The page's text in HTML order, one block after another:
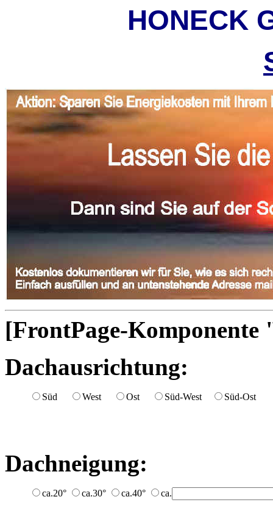
HONECK
[FrontPage-Komponente
Dachausrichtung:
Süd West Ost Süd-West Süd-Ost
Dachneigung:
ca.20° ca.30° ca.40° ca.